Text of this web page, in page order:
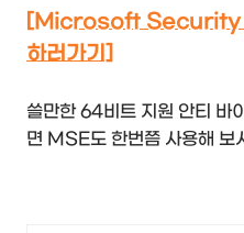
[Microsoft Security
하러가기]
쓸만한 64비트 지원 안티 바
면 MSE도 한번쯤 사용해 보